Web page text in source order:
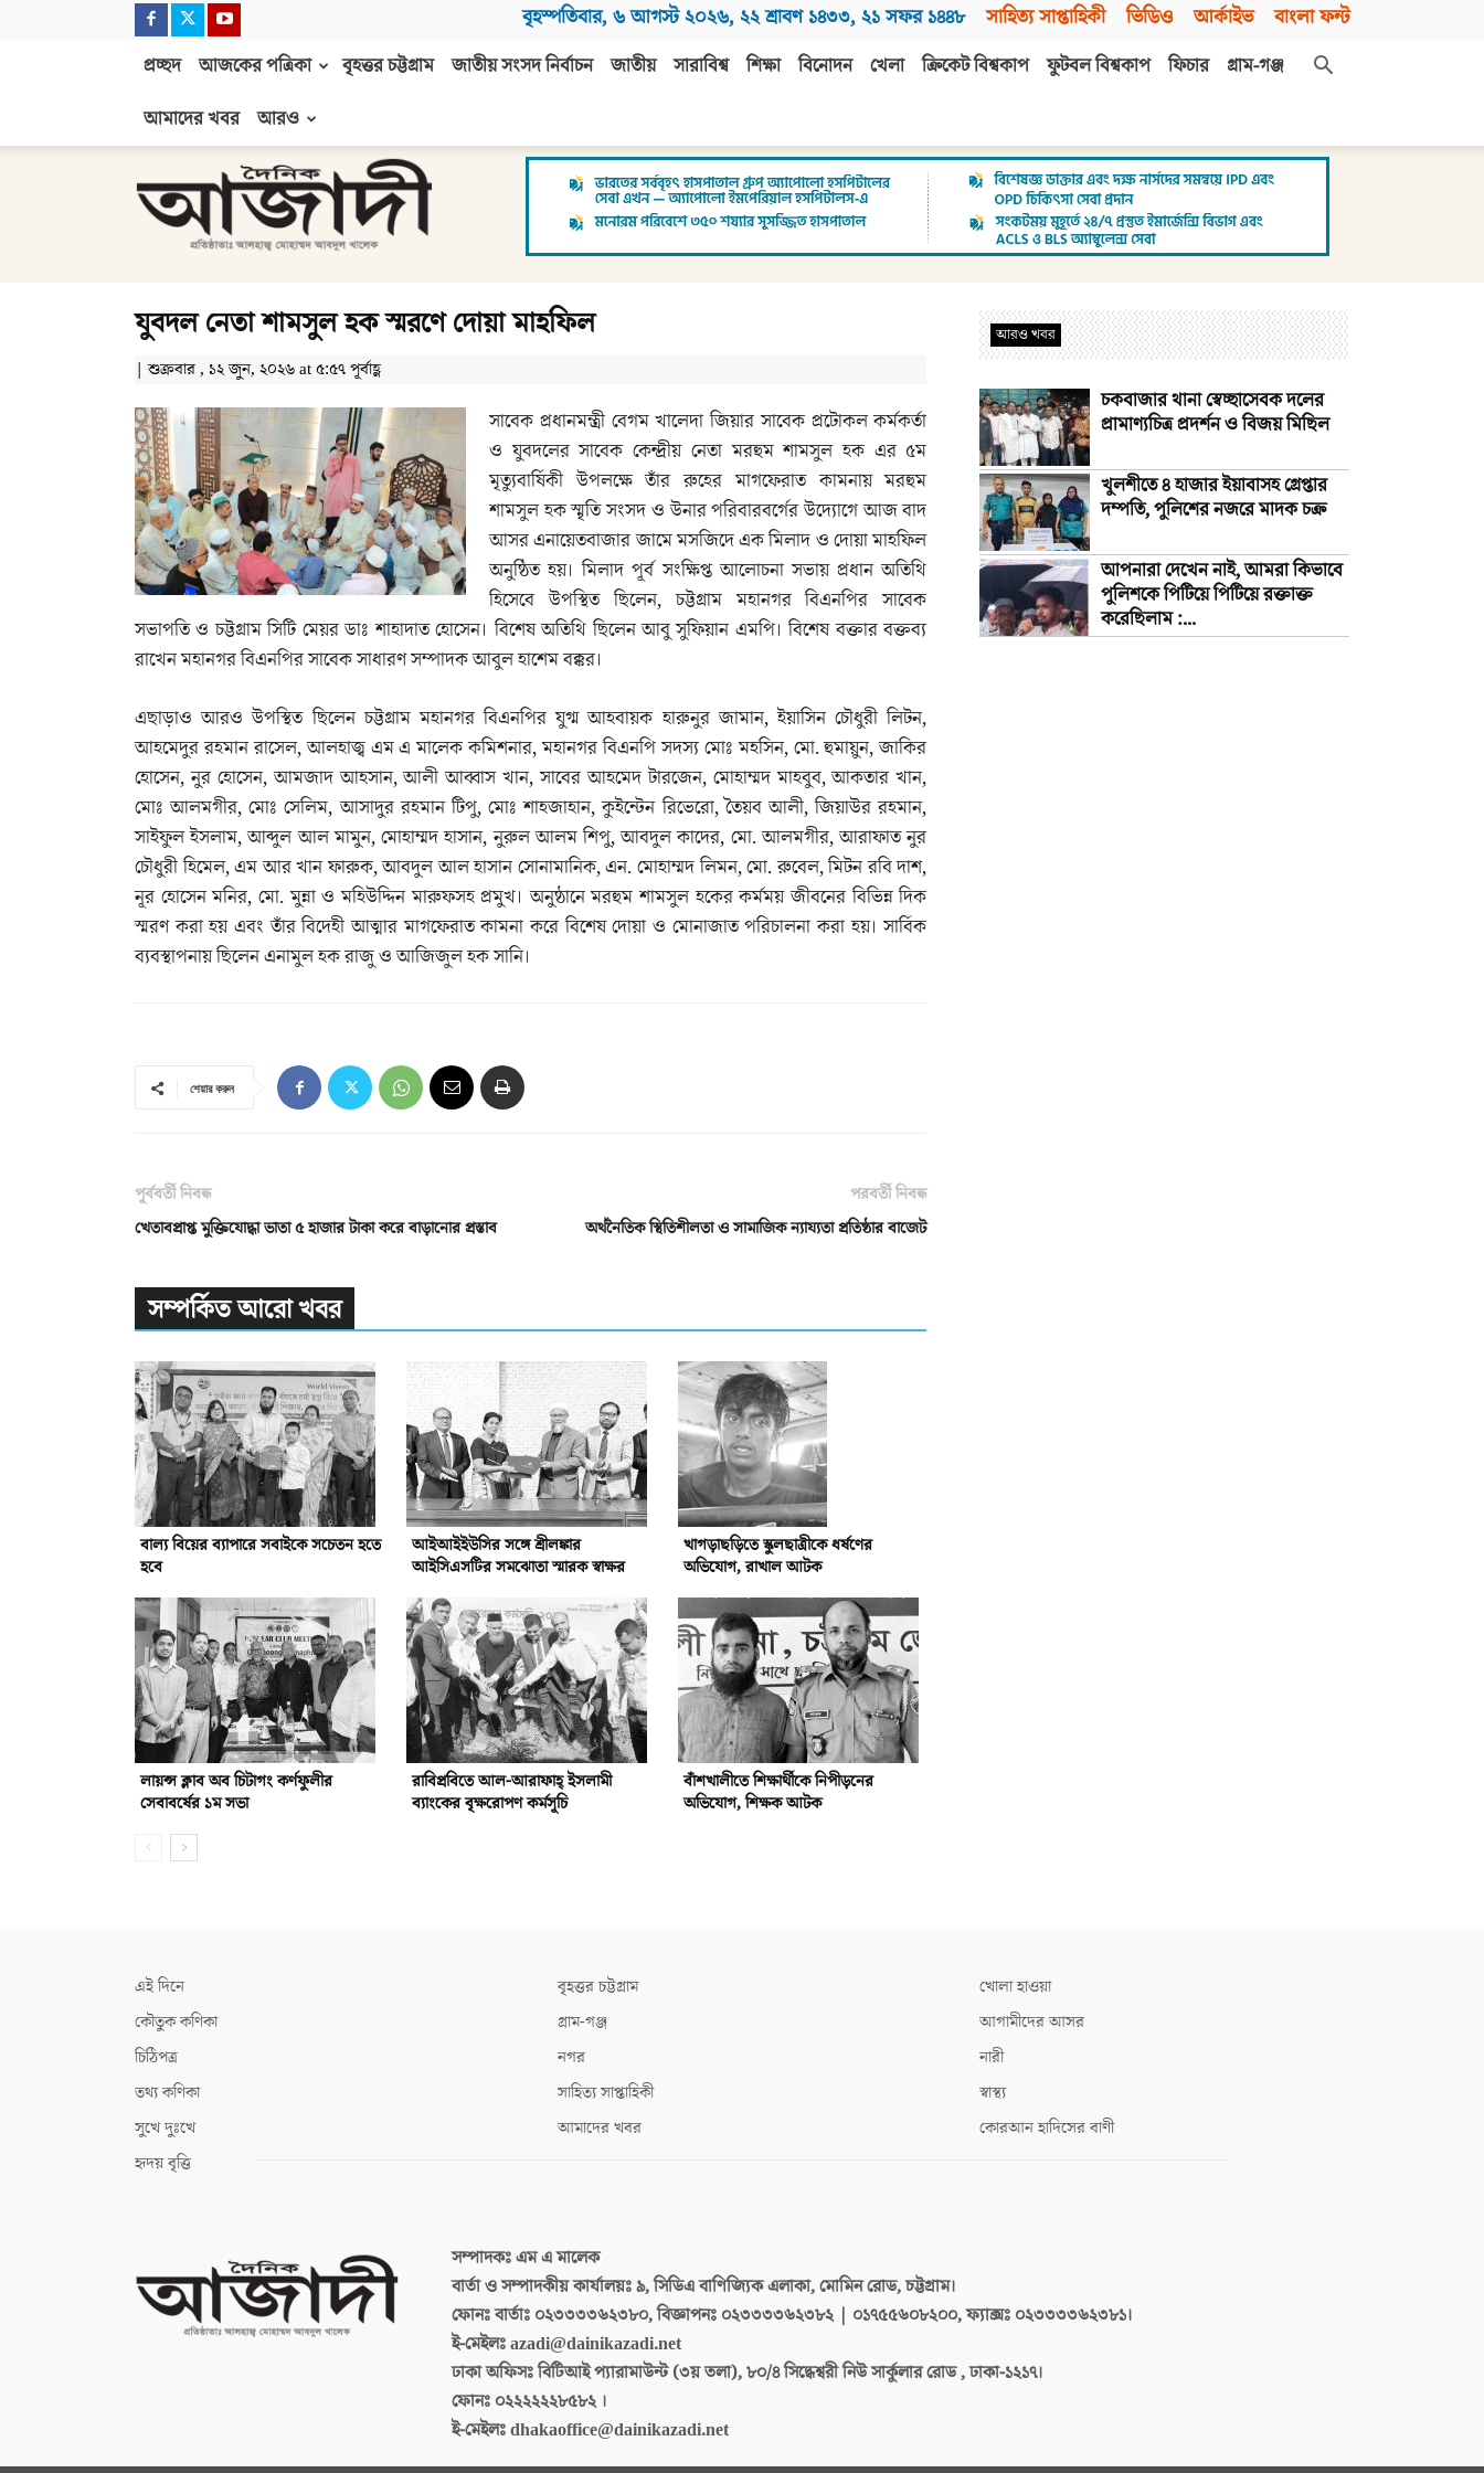
বৃহস্পতিবার, ৬ আগস্ট ২০২৬, ২২ শ্রাবণ ১৪৩৩, ২১ সফর ১৪৪৮ সাহিত্য সাপ্তাহিকী ভিডিও আর্কাইভ বাংলা ফন্ট
প্রচ্ছদ আজকের পত্রিকা বৃহত্তর চট্টগ্রাম জাতীয় সংসদ নির্বাচন জাতীয় সারাবিশ্ব শিক্ষা বিনোদন খেলা ক্রিকেট বিশ্বকাপ ফুটবল বিশ্বকাপ ফিচার
গ্রাম-গঞ্জ
আমাদের খবর
আরও
আজাদী
যুবদল নেতা শামসুল হক স্মরণে দোয়া মাহফিল
| শুক্রবার , ১২ জুন, ২০২৬ at ৫:৫৭ পূর্বাহ্ণ
সাবেক প্রধানমন্ত্রী বেগম খালেদা জিয়ার সাবেক প্রটোকল কর্মকর্তা
ও যুবদলের সাবেক কেন্দ্রীয় নেতা মরহুম শামসুল হক এর ৫ম
মৃত্যুবার্ষিকী উপলক্ষে তাঁর রুহের মাগফেরাত কামনায় মরহুম
শামসুল হক স্মৃতি সংসদ ও উনার পরিবারবর্গের উদ্যোগে আজ বাদ
আসর এনায়েতবাজার জামে মসজিদে এক মিলাদ ও দোয়া মাহফিল
অনুষ্ঠিত হয়। মিলাদ পূর্ব সংক্ষিপ্ত আলোচনা সভায় প্রধান অতিথি
হিসেবে উপস্থিত ছিলেন, চট্টগ্রাম মহানগর বিএনপির সাবেক
সভাপতি ও চট্টগ্রাম সিটি মেয়র ডাঃ শাহাদাত হোসেন। বিশেষ অতিথি ছিলেন আবু সুফিয়ান এমপি। বিশেষ বক্তার বক্তব্য
রাখেন মহানগর বিএনপির সাবেক সাধারণ সম্পাদক আবুল হাশেম বক্কর।
এছাড়াও আরও উপস্থিত ছিলেন চট্টগ্রাম মহানগর বিএনপির যুগ্ম আহবায়ক হারুনুর জামান, ইয়াসিন চৌধুরী লিটন,
আহমেদুর রহমান রাসেল, আলহাজ্ব এম এ মালেক কমিশনার, মহানগর বিএনপি সদস্য মোঃ মহসিন, মো. হুমায়ুন, জাকির
হোসেন, নুর হোসেন, আমজাদ আহসান, আলী আব্বাস খান, সাবের আহমেদ টারজেন, মোহাম্মদ মাহবুব, আকতার খান,
মোঃ আলমগীর, মোঃ সেলিম, আসাদুর রহমান টিপু, মোঃ শাহজাহান, কুইন্টেন রিভেরো, তৈয়ব আলী, জিয়াউর রহমান,
সাইফুল ইসলাম, আব্দুল আল মামুন, মোহাম্মদ হাসান, নুরুল আলম শিপু, আবদুল কাদের, মো. আলমগীর, আরাফাত নুর
চৌধুরী হিমেল, এম আর খান ফারুক, আবদুল আল হাসান সোনামানিক, এন. মোহাম্মদ লিমন, মো. রুবেল, মিটন রবি দাশ,
নূর হোসেন মনির, মো. মুন্না ও মহিউদ্দিন মারুফসহ প্রমুখ। অনুষ্ঠানে মরহুম শামসুল হকের কর্মময় জীবনের বিভিন্ন দিক
স্মরণ করা হয় এবং তাঁর বিদেহী আত্মার মাগফেরাত কামনা করে বিশেষ দোয়া ও মোনাজাত পরিচালনা করা হয়। সার্বিক
ব্যবস্থাপনায় ছিলেন এনামুল হক রাজু ও আজিজুল হক সানি।
শেয়ার করুন
পূর্ববর্তী নিবন্ধ
খেতাবপ্রাপ্ত মুক্তিযোদ্ধা ভাতা ৫ হাজার টাকা করে বাড়ানোর প্রস্তাব
পরবর্তী নিবন্ধ
অর্থনৈতিক স্থিতিশীলতা ও সামাজিক ন্যায্যতা প্রতিষ্ঠার বাজেট
সম্পর্কিত আরো খবর
বাল্য বিয়ের ব্যাপারে সবাইকে সচেতন হতে
হবে
আইআইইউসির সঙ্গে শ্রীলঙ্কার
আইসিএসটির সমঝোতা স্মারক স্বাক্ষর
খাগড়াছড়িতে স্কুলছাত্রীকে ধর্ষণের
অভিযোগ, রাখাল আটক
লায়ন্স ক্লাব অব চিটাগং কর্ণফুলীর
সেবাবর্ষের ১ম সভা
রাবিপ্রবিতে আল-আরাফাহ্‌ ইসলামী
ব্যাংকের বৃক্ষরোপণ কর্মসূচি
বাঁশখালীতে শিক্ষার্থীকে নিপীড়নের
অভিযোগ, শিক্ষক আটক
আরও খবর
চকবাজার থানা স্বেচ্ছাসেবক দলের
প্রামাণ্যচিত্র প্রদর্শন ও বিজয় মিছিল
খুলশীতে ৪ হাজার ইয়াবাসহ গ্রেপ্তার
দম্পতি, পুলিশের নজরে মাদক চক্র
আপনারা দেখেন নাই, আমরা কিভাবে
পুলিশকে পিটিয়ে পিটিয়ে রক্তাক্ত
করেছিলাম :...
এই দিনে
কৌতুক কণিকা
চিঠিপত্র
তথ্য কণিকা
সুখে দুঃখে
হৃদয় বৃত্তি
বৃহত্তর চট্টগ্রাম
গ্রাম-গঞ্জ
নগর
সাহিত্য সাপ্তাহিকী
আমাদের খবর
খোলা হাওয়া
আগামীদের আসর
নারী
স্বাস্থ্য
কোরআন হাদিসের বাণী
সম্পাদকঃএম এ মালেক
বার্তা ও সম্পাদকীয় কার্যালয়ঃ৯, সিডিএ বাণিজ্যিক এলাকা, মোমিন রোড, চট্টগ্রাম।
ফোনঃ বার্তাঃ ০২৩৩৩৩৬২৩৮০, বিজ্ঞাপনঃ ০২৩৩৩৩৬২৩৮২ | ০১৭৫৫৬০৮২০০, ফ্যাক্সঃ ০২৩৩৩৩৬২৩৮১।
ই-মেইলঃazadi@dainikazadi.net
ঢাকা অফিসঃবিটিআই প্যারামাউন্ট (৩য় তলা), ৮০/৪ সিদ্ধেশ্বরী নিউ সার্কুলার রোড , ঢাকা-১২১৭।
ফোনঃ ০২২২২২২৮৫৮২ ।
ই-মেইলঃdhakaoffice@dainikazadi.net